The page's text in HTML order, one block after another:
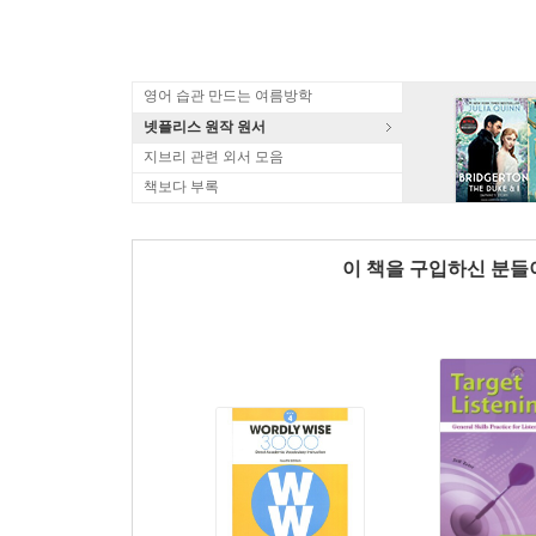
영어 습관 만드는 여름방학
넷플리스 원작 원서
지브리 관련 외서 모음
책보다 부록
이 책을 구입하신 분